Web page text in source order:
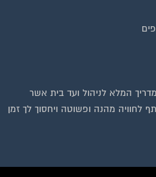
המלא לניהול ועד בית אשר
לחוויה מהנה ופשוטה ויחסוך לך זמן